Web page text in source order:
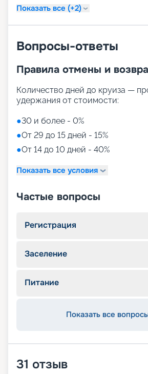
Показать все (+2)
Вопросы-ответы
Правила отмены и
Количество дней до круиза —
удержания от стоимости:
●30 и более - 0%
●От 29 до 15 дней - 15%
●От 14 до 10 дней - 40%
Показать все условия
Частые вопросы
Регистрация
Заселение
Питание
Показать все
31 отзыв